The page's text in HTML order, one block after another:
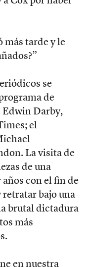
más tarde y le
se
de
Darby,
el
La visita de
de una
con el fin de
bajo una
brutal dictadura
más
en nuestra